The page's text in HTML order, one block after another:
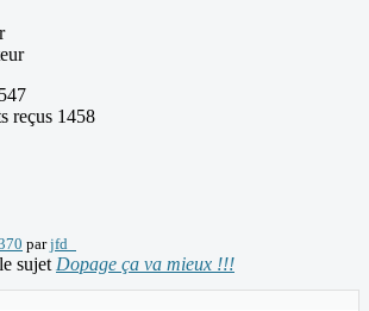
reçus 1458
parjfd_
sujet Dopage ça va mieux !!!